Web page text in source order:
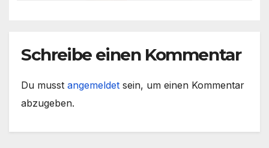
Schreibe einen Kommentar
Du musst angemeldet sein, um einen Kommentar
abzugeben.